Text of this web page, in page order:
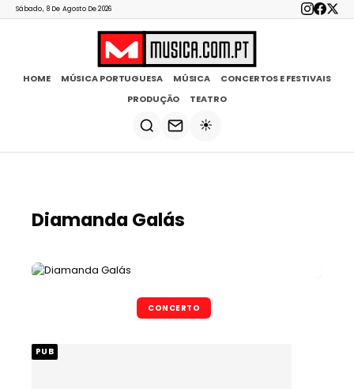
Sábado, 8 De Agosto De 2026
HOME MÚSICA PORTUGUESA MÚSICA
CONCERTOS E FESTIVAIS
PRODUÇÃO
TEATRO
☀️
Diamanda Galás
CONCERTO
PUB